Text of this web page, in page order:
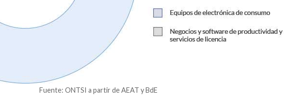
Fuente: ONTSI a partir de AEAT y BdE